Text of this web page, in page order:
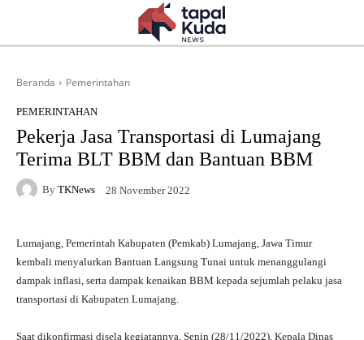
Beranda Pemerintahan
PEMERINTAHAN
Pekerja Jasa Transportasi di Lumajang
Terima BLT BBM dan Bantuan BBM
By TKNews 28 November 2022
Lumajang, Pemerintah Kabupaten (Pemkab) Lumajang, Jawa Timur
kembali menyalurkan Bantuan Langsung Tunai untuk menanggulangi
dampak inflasi, serta dampak kenaikan BBM kepada sejumlah pelaku jasa
transportasi di Kabupaten Lumajang.
Saat dikonfirmasi disela kegiatannya, Senin (28/11/2022), Kepala Dinas